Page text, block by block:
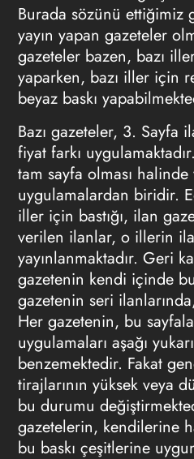
Burada sözünü ettiğimiz
yayın yapan gazeteler
gazeteler bazen, bazı
yaparken, bazı iller için
beyaz baskı
Bazı gazeteler, 3. Sayfa
fiyat farkı
tam sayfa olması halinde
uygulamalardan biridir.
iller için bastığı, ilan
verilen ilanlar, o illerin
yayınlanmaktadır. Geri
gazetenin kendi içinde
gazetenin seri
Her gazetenin, bu
uygulamaları aşağı
benzemektedir. Fakat
tirajlarının yüksek veya
bu durumu
gazetelerin, kendilerine
bu baskı çeşitlerine